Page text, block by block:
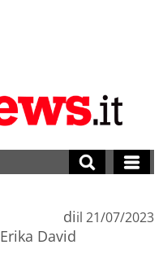
di
Erika David
il 21/07/2023